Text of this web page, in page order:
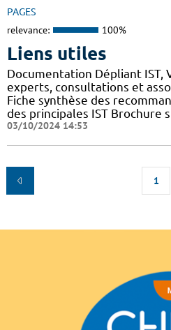
PAGES
relevance: 100%
Liens utiles
Documentation Dépliant IST,
experts, consultations et
Fiche synthèse des
des principales IST Brochure
03/10/2024 14:53
1